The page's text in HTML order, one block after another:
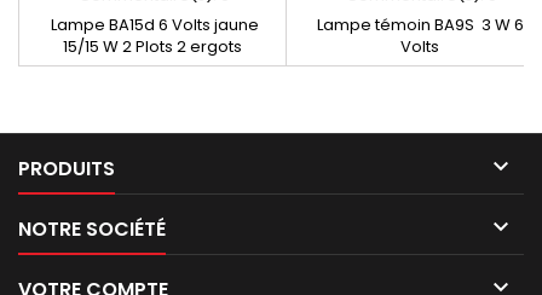
Lampe BA15d 6 Volts jaune
15/15 W 2 Plots 2 ergots
Lampe témoin BA9S 3 W 6
Volts
PRODUITS 
NOTRE SOCIÉTÉ 
